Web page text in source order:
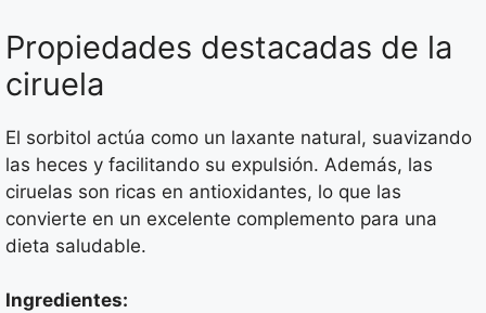
Propiedades destacadas de la
ciruela
El sorbitol actúa como un laxante natural, suavizando
las heces y facilitando su expulsión. Además, las
ciruelas son ricas en antioxidantes, lo que las
convierte en un excelente complemento para una
dieta saludable.
Ingredientes: